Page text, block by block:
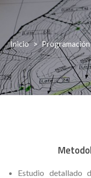
Inicio > Programación
Estudio detallado